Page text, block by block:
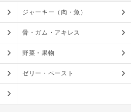
ジャーキー（肉・魚）
骨・ガム・アキレス
野菜・果物
ゼリー・ペースト